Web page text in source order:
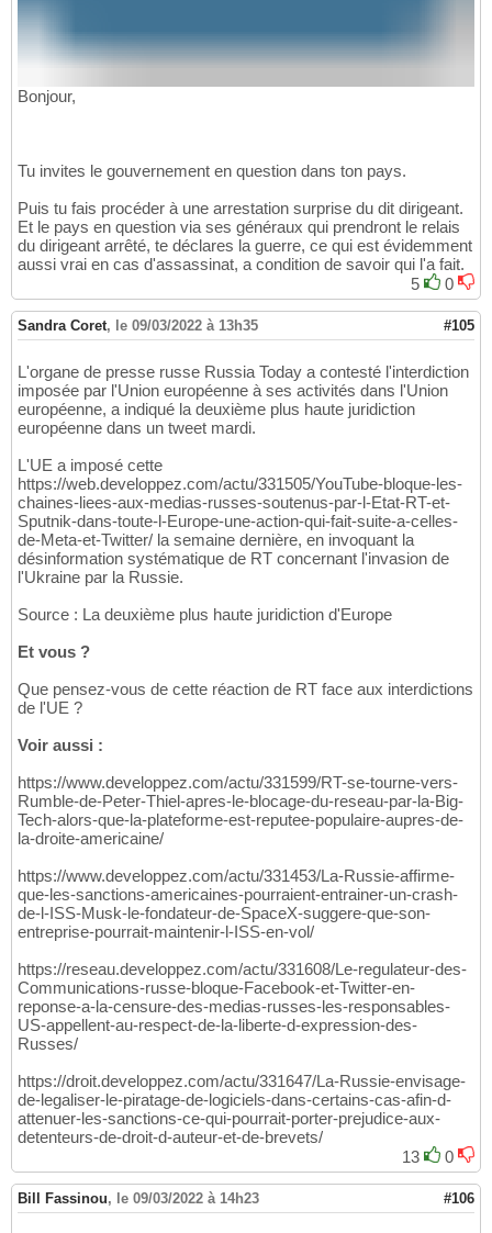
Bonjour,
Tu invites le gouvernement en question dans ton pays.
Puis tu fais procéder à une arrestation surprise du dit dirigeant.
Et le pays en question via ses généraux qui prendront le relais
du dirigeant arrêté, te déclares la guerre, ce qui est évidemment
aussi vrai en cas d'assassinat, a condition de savoir qui l'a fait.
5
0
Sandra Coret, le 09/03/2022 à 13h35 #105
L'organe de presse russe Russia Today a contesté l'interdiction
imposée par l'Union européenne à ses activités dans l'Union
européenne, a indiqué la deuxième plus haute juridiction
européenne dans un tweet mardi.
L'UE a imposé cette
https://web.developpez.com/actu/331505/YouTube-bloque-les-
chaines-liees-aux-medias-russes-soutenus-par-l-Etat-RT-et-
Sputnik-dans-toute-l-Europe-une-action-qui-fait-suite-a-celles-
de-Meta-et-Twitter/ la semaine dernière, en invoquant la
désinformation systématique de RT concernant l'invasion de
l'Ukraine par la Russie.
Source : La deuxième plus haute juridiction d'Europe
Et vous ?
Que pensez-vous de cette réaction de RT face aux interdictions
de l'UE ?
Voir aussi :
https://www.developpez.com/actu/331599/RT-se-tourne-vers-
Rumble-de-Peter-Thiel-apres-le-blocage-du-reseau-par-la-Big-
Tech-alors-que-la-plateforme-est-reputee-populaire-aupres-de-
la-droite-americaine/
https://www.developpez.com/actu/331453/La-Russie-affirme-
que-les-sanctions-americaines-pourraient-entrainer-un-crash-
de-l-ISS-Musk-le-fondateur-de-SpaceX-suggere-que-son-
entreprise-pourrait-maintenir-l-ISS-en-vol/
https://reseau.developpez.com/actu/331608/Le-regulateur-des-
Communications-russe-bloque-Facebook-et-Twitter-en-
reponse-a-la-censure-des-medias-russes-les-responsables-
US-appellent-au-respect-de-la-liberte-d-expression-des-
Russes/
https://droit.developpez.com/actu/331647/La-Russie-envisage-
de-legaliser-le-piratage-de-logiciels-dans-certains-cas-afin-d-
attenuer-les-sanctions-ce-qui-pourrait-porter-prejudice-aux-
detenteurs-de-droit-d-auteur-et-de-brevets/
13
0
Bill Fassinou, le 09/03/2022 à 14h23 #106